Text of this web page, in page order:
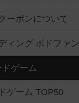
ーポンについて
ィング ボドファン
ゲーム
ゲーム TOP50